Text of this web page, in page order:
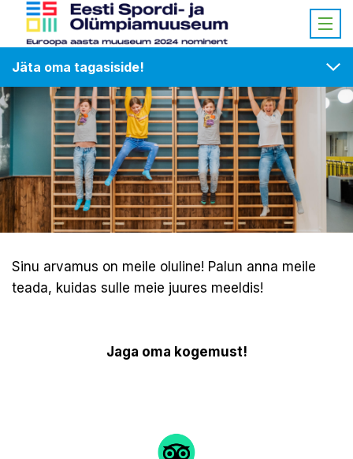
Jäta oma tagasiside!
Sinu arvamus on meile oluline! Palun anna meile
teada, kuidas sulle meie juures meeldis!
Jaga oma kogemust!